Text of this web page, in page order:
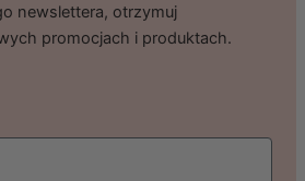
newslettera, otrzymuj
promocjach i produktach.